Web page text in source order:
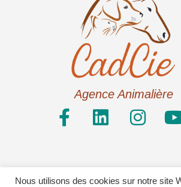
Agence Animalière
Nous utilisons des cookies sur notre site